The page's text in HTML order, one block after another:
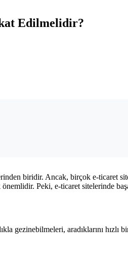
Edilmelidir?
biridir. Ancak, birçok e-ticaret
Peki, e-ticaret sitelerinde
gezinebilmeleri, aradıklarını